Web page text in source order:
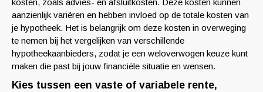
kosten, zoals advies- en afsluitkosten. Deze kosten kunnen
aanzienlijk variëren en hebben invloed op de totale kosten van
je hypotheek. Het is belangrijk om deze kosten in overweging
te nemen bij het vergelijken van verschillende
hypotheekaanbieders, zodat je een weloverwogen keuze kunt
maken die past bij jouw financiële situatie en wensen.
Kies tussen een vaste of variabele rente,